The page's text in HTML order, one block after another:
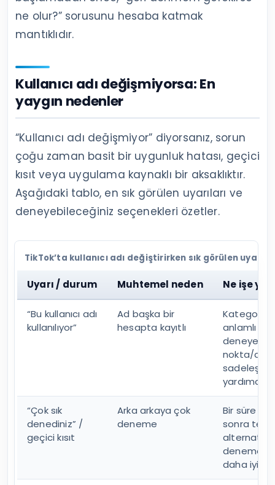
ne olur?” sorusunu hesaba katmak
mantıklıdır.
Kullanıcı adı değişmiyorsa: En
yaygın nedenler
“Kullanıcı adı değişmiyor” diyorsanız, sorun
çoğu zaman basit bir uygunluk hatası, geçici
kısıt veya uygulama kaynaklı bir aksaklıktır.
Aşağıdaki tablo, en sık görülen uyarıları ve
deneyebileceğiniz seçenekleri özetler.
TikTok’ta kullanıcı adı değiştirirken sık görülen
Uyarı / durum Muhtemel neden Ne işe
“Bu kullanıcı adı
kullanılıyor”
Ad başka bir
hesapta kayıtlı
Kategori/
anlamlı bir
nokta/alt
yardımcı
“Çok sık
denediniz” /
geçici kısıt
Arka arkaya çok
deneme
Bir süre
sonra tek
denemek
daha iyi